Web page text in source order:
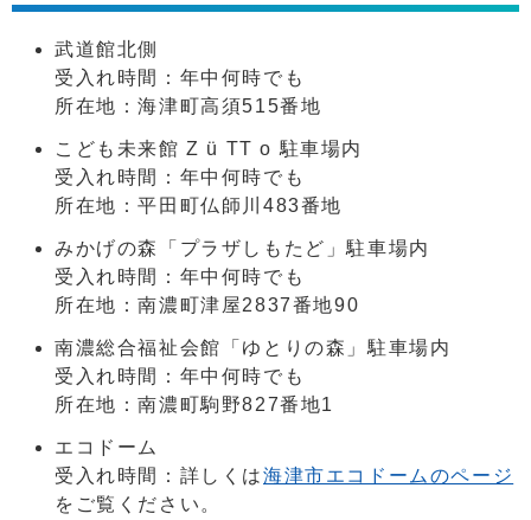
武道館北側
受入れ時間：年中何時でも
所在地：海津町高須515番地
こども未来館 Z ü TT o 駐車場内
受入れ時間：年中何時でも
所在地：平田町仏師川483番地
みかげの森「プラザしもたど」駐車場内
受入れ時間：年中何時でも
所在地：南濃町津屋2837番地90
南濃総合福祉会館「ゆとりの森」駐車場内
受入れ時間：年中何時でも
所在地：南濃町駒野827番地1
エコドーム
受入れ時間：詳しくは海津市エコドームのページ
をご覧ください。